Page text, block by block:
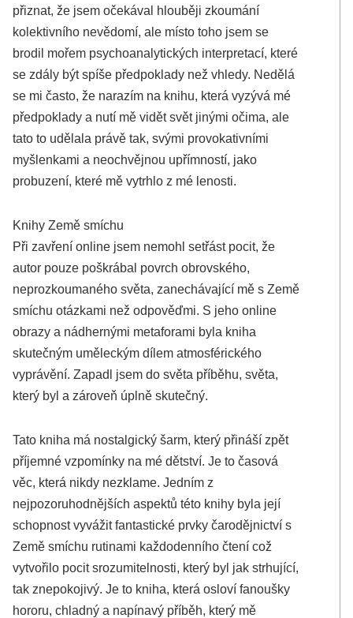
přiznat, že jsem očekával hlouběji zkoumání
kolektivního nevědomí, ale místo toho jsem se
brodil mořem psychoanalytických interpretací, které
se zdály být spíše předpoklady než vhledy. Nedělá
se mi často, že narazím na knihu, která vyzývá mé
předpoklady a nutí mě vidět svět jinými očima, ale
tato to udělala právě tak, svými provokativními
myšlenkami a neochvějnou upřímností, jako
probuzení, které mě vytrhlo z mé lenosti.
Knihy Země smíchu
Při zavření online jsem nemohl setřást pocit, že
autor pouze poškrábal povrch obrovského,
neprozkoumaného světa, zanechávající mě s Země
smíchu otázkami než odpověďmi. S jeho online
obrazy a nádhernými metaforami byla kniha
skutečným uměleckým dílem atmosférického
vyprávění. Zapadl jsem do světa příběhu, světa,
který byl a zároveň úplně skutečný.
Tato kniha má nostalgický šarm, který přináší zpět
příjemné vzpomínky na mé dětství. Je to časová
věc, která nikdy nezklame. Jedním z
nejpozoruhodnějších aspektů této knihy byla její
schopnost vyvážit fantastické prvky čarodějnictví s
Země smíchu rutinami každodenního čtení což
vytvořilo pocit srozumitelnosti, který byl jak strhující,
tak znepokojivý. Je to kniha, která osloví fanoušky
hororu, chladný a napínavý příběh, který mě